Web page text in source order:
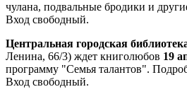
чулана, подвальные бродики и
Вход свободный.
Центральная городская
Ленина, 66/3) ждет книголюбов 19
программу "Семья талантов".
Вход свободный.